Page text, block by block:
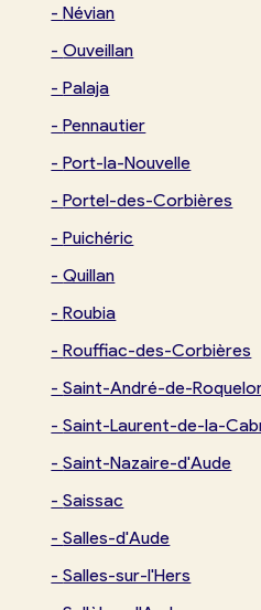
-Névian
-Ouveillan
-Palaja
-Pennautier
-Port-la-Nouvelle
-Portel-des-Corbières
-Puichéric
-Quillan
-Roubia
-Rouffiac-des-Corbières
-Saint-André-de-
-Saint-Laurent-de-la-
-Saint-Nazaire-d'Aude
-Saissac
-Salles-d'Aude
-Salles-sur-l'Hers